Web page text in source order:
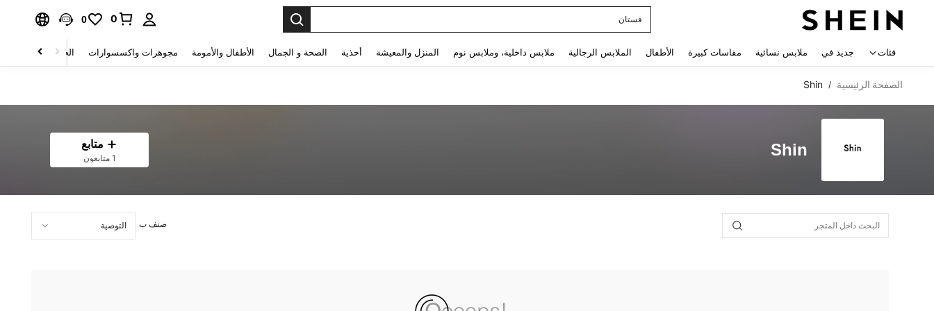
فستان
0
0
فئات جديد في ملابس نسائية مقاسات كبيرة الأطفال الملابس الرجالية ملابس داخلية، وملابس نوم المنزل والمعيشة أحذية الصحة و الجمال الأطفال والأمومة مجوهرات واكسسوارات الحقائب والأمتعة
الصفحة الرئيسية /
Shin
Shin متابع
1 متابعون
صنف ب